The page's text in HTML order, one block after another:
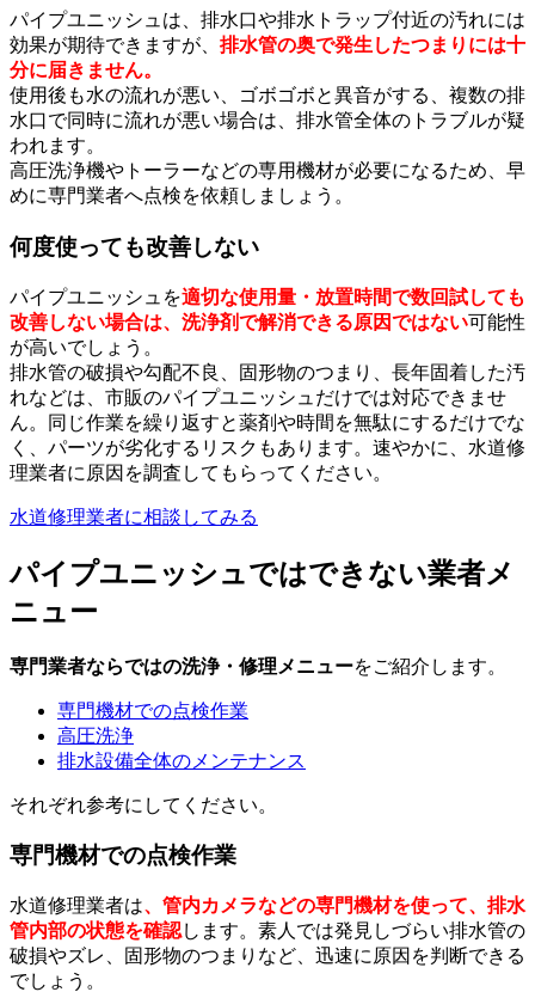
パイプユニッシュは、排水口や排水トラップ付近の汚れには
効果が期待できますが、 排水管の奥で発生したつまりには十
分に届きません。
使用後も水の流れが悪い、ゴボゴボと異音がする、複数の排
水口で同時に流れが悪い場合は、排水管全体のトラブルが疑
われます。
高圧洗浄機やトーラーなどの専用機材が必要になるため、早
めに専門業者へ点検を依頼しましょう。
何度使っても改善しない
パイプユニッシュを適切な使用量・放置時間で数回試しても
改善しない場合は、洗浄剤で解消できる原因ではない可能性
が高いでしょう。
排水管の破損や勾配不良、固形物のつまり、長年固着した汚
れなどは、市販のパイプユニッシュだけでは対応できませ
ん。同じ作業を繰り返すと薬剤や時間を無駄にするだけでな
く、パーツが劣化するリスクもあります。速やかに、水道修
理業者に原因を調査してもらってください。
水道修理業者に相談してみる
パイプユニッシュではできない業者メ
ニュー
専門業者ならではの洗浄・修理メニューをご紹介します。
専門機材での点検作業
高圧洗浄
排水設備全体のメンテナンス
それぞれ参考にしてください。
専門機材での点検作業
水道修理業者は、管内カメラなどの専門機材を使って、排水
管内部の状態を確認します。素人では発見しづらい排水管の
破損やズレ、固形物のつまりなど、迅速に原因を判断できる
でしょう。